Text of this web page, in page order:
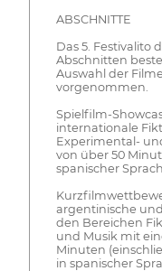
ABSCHNITTE
Das 5. Festivalito
Abschnitten
Auswahl der
vorgenommen.
Spielfilm-
internationale
Experimental-
von über 50
spanischer
argentinische
den Bereichen
und Musik mit
Minuten
in spanischer